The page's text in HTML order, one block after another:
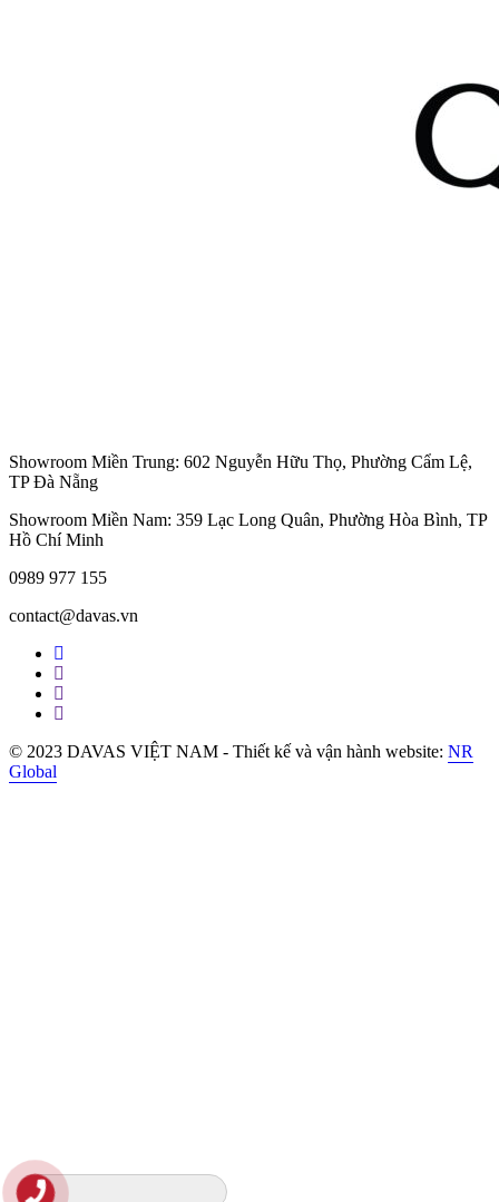
Showroom Miền Trung: 602 Nguyễn Hữu Thọ, Phường Cẩm Lệ,
TP Đà Nẵng
Showroom Miền Nam: 359 Lạc Long Quân, Phường Hòa Bình, TP
Hồ Chí Minh
0989 977 155
contact@davas.vn
© 2023 DAVAS VIỆT NAM - Thiết kế và vận hành website: NR
Global